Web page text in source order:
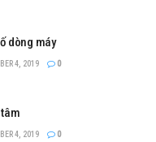
dòng máy
4, 2019 0
4, 2019 0